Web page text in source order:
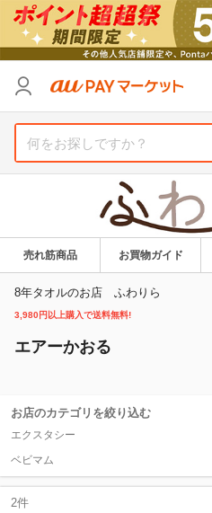
売れ筋商品 お買物ガイド
8年タオルのお店 ふわりら
3,980円以上購入で送料無料!
エアーかおる
お店のカテゴリを絞り込む
エクスタシー
ベビマム
2件
支払い方法
送料無料
Pontaパス特典対象すべて
支払い方法
送料無料
Pontaパス特典対象すべて